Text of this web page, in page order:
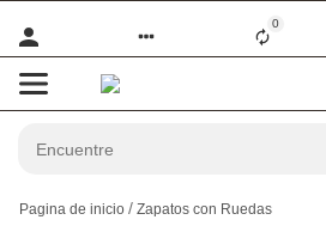
0
Pagina de inicio Zapatos con Ruedas